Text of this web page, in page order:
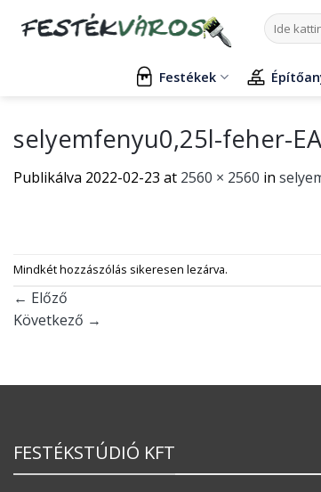
Keresés
a
Festékek
selyemfenyu0,25l-feher-
Publikálva 2022-02-23 at 2560 × 2560 in
Mindkét hozzászólás sikeresen lezárva.
← Előző
Következő →
FESTÉKSTÚDIÓ KFT